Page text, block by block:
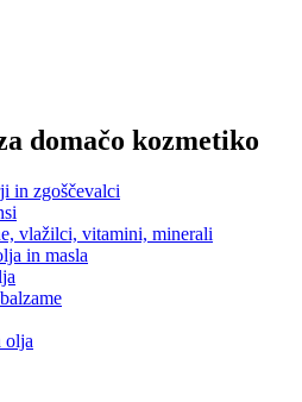
domačo kozmetiko
in zgoščevalci
vlažilci, vitamini, minerali
in masla
olja